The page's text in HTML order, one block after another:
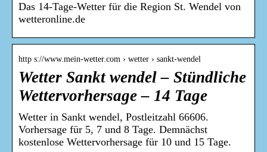
Das 14-Tage-Wetter für die Region St. Wendel von
wetteronline.de
http s://www.mein-wetter.com › wetter › sankt-wendel
Wetter Sankt wendel – Stündliche
Wettervorhersage – 14 Tage
Wetter in Sankt wendel, Postleitzahl 66606.
Vorhersage für 5, 7 und 8 Tage. Demnächst
kostenlose Wettervorhersage für 10 und 15 Tage.